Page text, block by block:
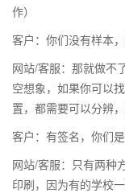
作）
客户：你们没有样本
网站/客服：那就做不
空想象，如果你可以
置，都需要可以分辨
客户：有签名，你们
网站/客服：只有两种
印刷，因为有的学校